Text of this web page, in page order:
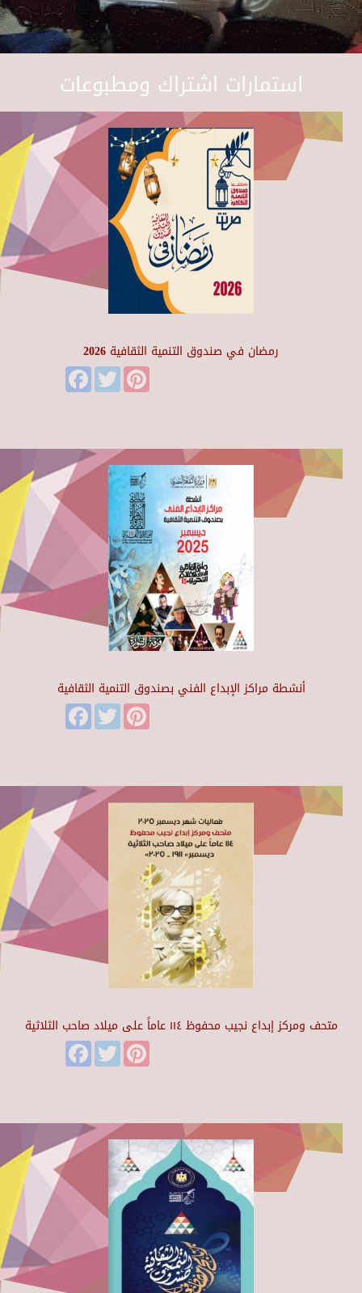
استمارات اشتراك ومطبوعات
رمضان في صندوق التنمية الثقافية 2026
FacebookTwitter
أنشطة مراكز الإبداع الفني بصندوق التنمية الثقافية
FacebookTwitter
متحف ومركز إبداع نجيب محفوظ ١١٤ عاماً على ميلاد صاحب الثلاثية
FacebookTwitter